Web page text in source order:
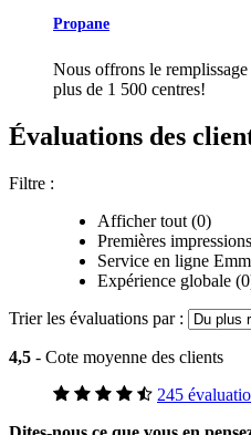
Propane
Nous offrons le remplissage
plus de 1 500 centres!
Évaluations des
Filtre :
Afficher tout (0)
Premières
Service en ligne
Expérience globale
Trier les évaluations par :
4,5 - Cote moyenne des clients
245